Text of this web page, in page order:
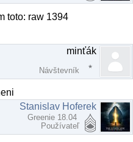
toto: raw 1394
minťák
Návštevník
Stanislav Hoferek
Greenie 18.04
Používateľ